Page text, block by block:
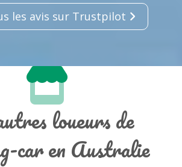
les avis sur Trustpilot
loueurs de
car en Australie